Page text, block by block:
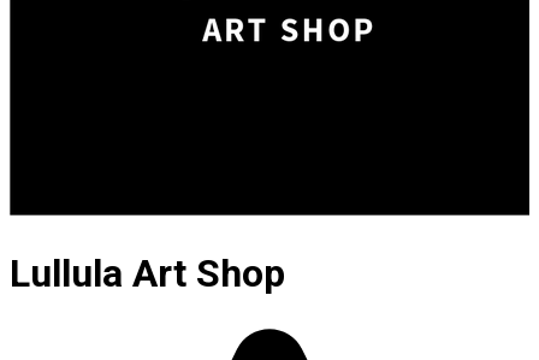
Lullula Art Shop